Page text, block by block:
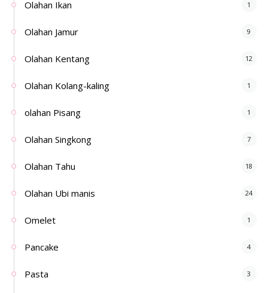
Olahan Ikan 1
Olahan Jamur 9
Olahan Kentang 12
Olahan Kolang-kaling 1
olahan Pisang 1
Olahan Singkong 7
Olahan Tahu 18
Olahan Ubi manis 24
Omelet 1
Pancake 4
Pasta 3